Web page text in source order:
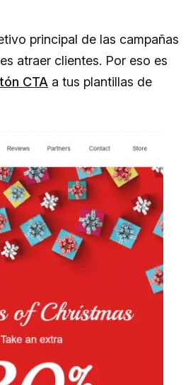
principal de las campañas
atraer clientes. Por eso es
CTA a tus plantillas de